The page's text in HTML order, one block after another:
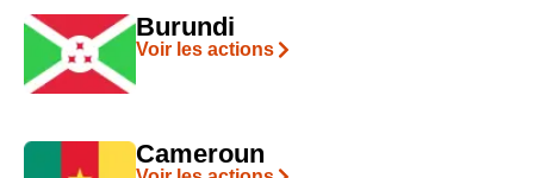
Burundi
Voir les actions
Cameroun